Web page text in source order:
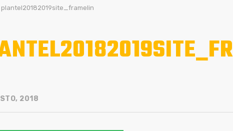
plantel20182019site_framelin
2018